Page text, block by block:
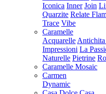
Iconica Inner Join
Quarzite Relate
Trace Vibe
Caramelle
Acquarelle Antichita
Impressioni La
Naturelle Pietrine
Caramelle Mosaic
Carmen
Dynamic